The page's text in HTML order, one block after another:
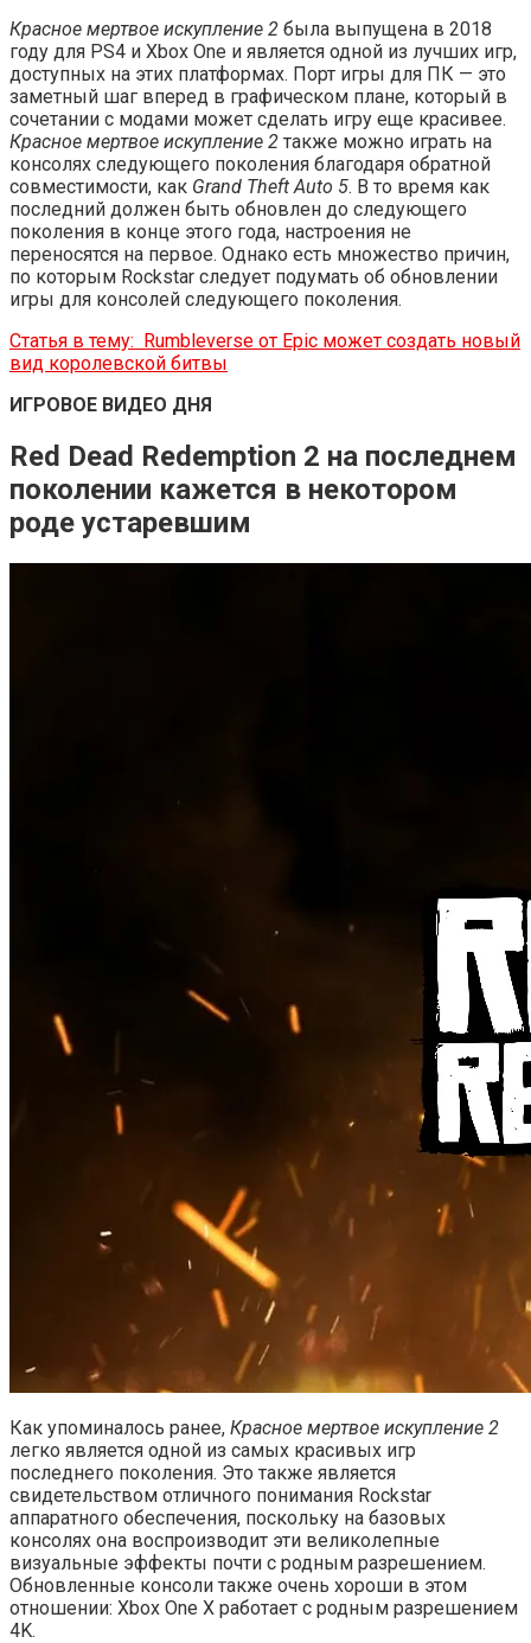
Красное мертвое искупление 2 была выпущена в 2018
году для PS4 и Xbox One и является одной из лучших игр,
доступных на этих платформах. Порт игры для ПК — это
заметный шаг вперед в графическом плане, который в
сочетании с модами может сделать игру еще красивее.
Красное мертвое искупление 2 также можно играть на
консолях следующего поколения благодаря обратной
совместимости, как Grand Theft Auto 5. В то время как
последний должен быть обновлен до следующего
поколения в конце этого года, настроения не
переносятся на первое. Однако есть множество причин,
по которым Rockstar следует подумать об обновлении
игры для консолей следующего поколения.
Статья в тему: Rumbleverse от Epic может создать новый
вид королевской битвы
ИГРОВОЕ ВИДЕО ДНЯ
Red Dead Redemption 2 на последнем
поколении кажется в некотором
роде устаревшим
Как упоминалось ранее, Красное мертвое искупление 2
легко является одной из самых красивых игр
последнего поколения. Это также является
свидетельством отличного понимания Rockstar
аппаратного обеспечения, поскольку на базовых
консолях она воспроизводит эти великолепные
визуальные эффекты почти с родным разрешением.
Обновленные консоли также очень хороши в этом
отношении: Xbox One X работает с родным разрешением
4K.